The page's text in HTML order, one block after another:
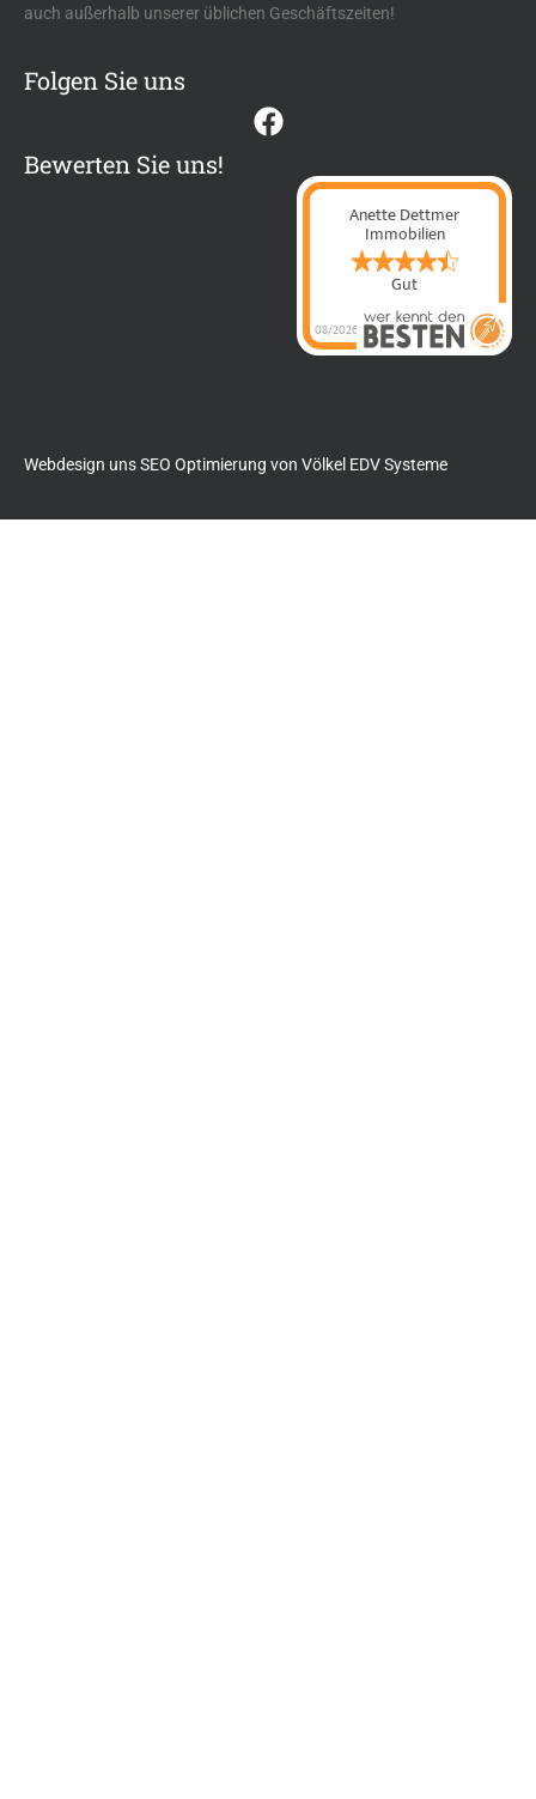
auch außerhalb unserer üblichen Geschäftszeiten!
Folgen Sie uns
Bewerten Sie uns!
Anette Dettmer
Immobilien
Gut
08/2026 Anette Dettmer
Immobilienhat4.4
Webdesign uns SEO Optimierung von Völkel EDV Systeme